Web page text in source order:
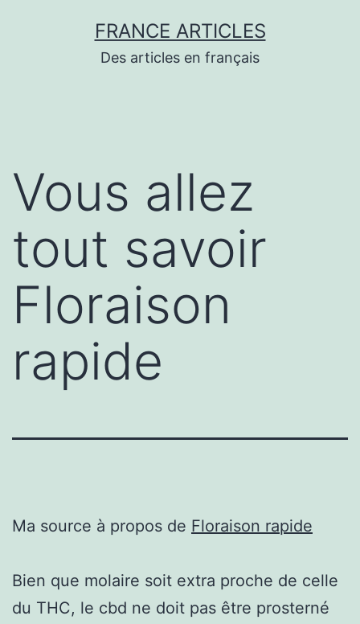
FRANCE ARTICLES
Des articles en français
Vous allez
tout savoir
Floraison
rapide
Ma source à propos de Floraison rapide
Bien que molaire soit extra proche de celle
du THC, le cbd ne doit pas être prosterné